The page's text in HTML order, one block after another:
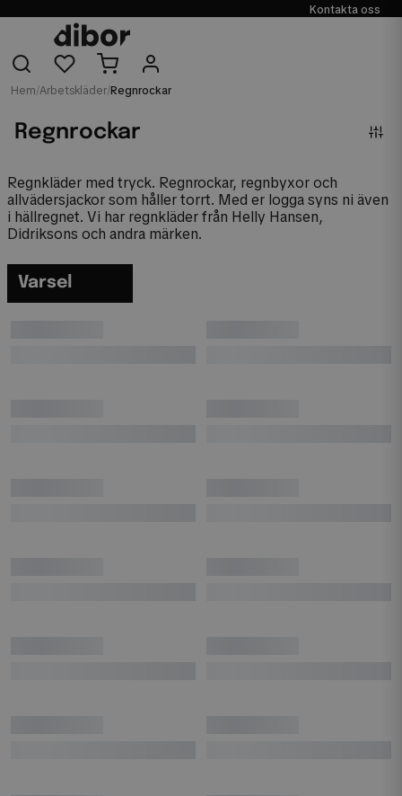
Kontakta oss
Hem/Arbetskläder/Regnrockar
Regnrockar
Regnkläder med tryck. Regnrockar, regnbyxor och
allvädersjackor som håller torrt. Med er logga syns ni även
i hällregnet. Vi har regnkläder från Helly Hansen,
Didriksons och andra märken.
Varsel